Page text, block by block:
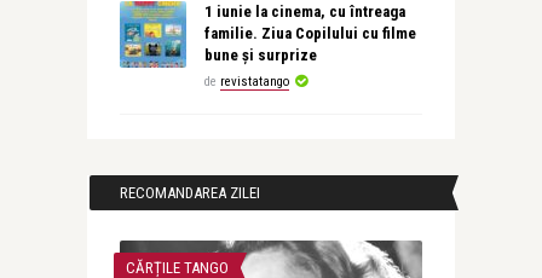
1 iunie la cinema, cu întreaga
familie. Ziua Copilului cu filme
bune și surprize
de revistatango
RECOMANDAREA ZILEI
CĂRȚILE TANGO